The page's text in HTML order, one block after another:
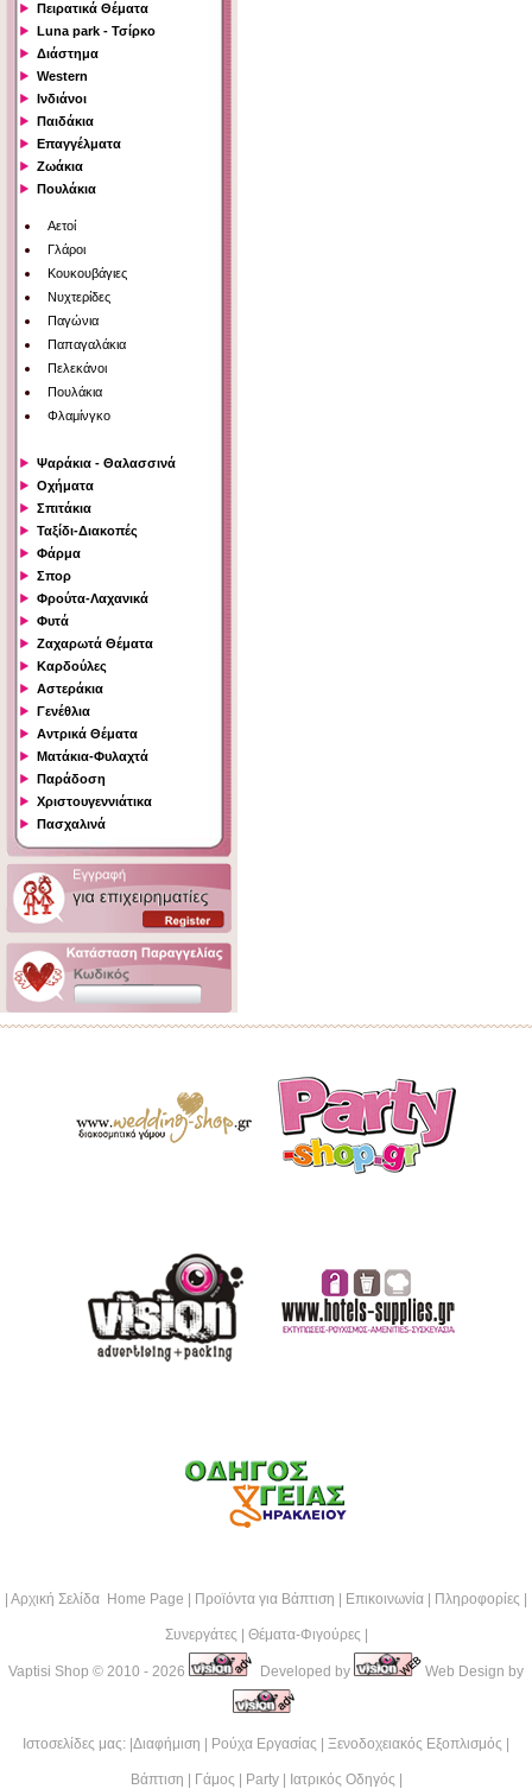
Πειρατικά Θέματα
Luna park - Τσίρκο
Διάστημα
Western
Ινδιάνοι
Παιδάκια
Επαγγέλματα
Ζωάκια
Πουλάκια
Αετοί
Γλάροι
Κουκουβάγιες
Νυχτερίδες
Παγώνια
Παπαγαλάκια
Πελεκάνοι
Πουλάκια
Φλαμίνγκο
Ψαράκια - Θαλασσινά
Οχήματα
Σπιτάκια
Ταξίδι-Διακοπές
Φάρμα
Σπορ
Φρούτα-Λαχανικά
Φυτά
Ζαχαρωτά Θέματα
Καρδούλες
Αστεράκια
Γενέθλια
Αντρικά Θέματα
Ματάκια-Φυλαχτά
Παράδοση
Χριστουγεννιάτικα
Πασχαλινά
Αρχική Σελίδα Home Page Προϊόντα για Βάπτιση Επικοινωνία Πληροφορίες
Συνεργάτες Θέματα-Φιγούρες
Vaptisi Shop © 2010 - 2026 Developed by Web Design by
Ιστοσελίδες μας: | Διαφήμιση Ρούχα Εργασίας Ξενοδοχειακός Εξοπλισμός
Βάπτιση Γάμος Party| Ιατρικός Οδηγός